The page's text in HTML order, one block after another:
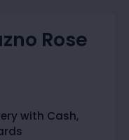
Rose
with Cash,